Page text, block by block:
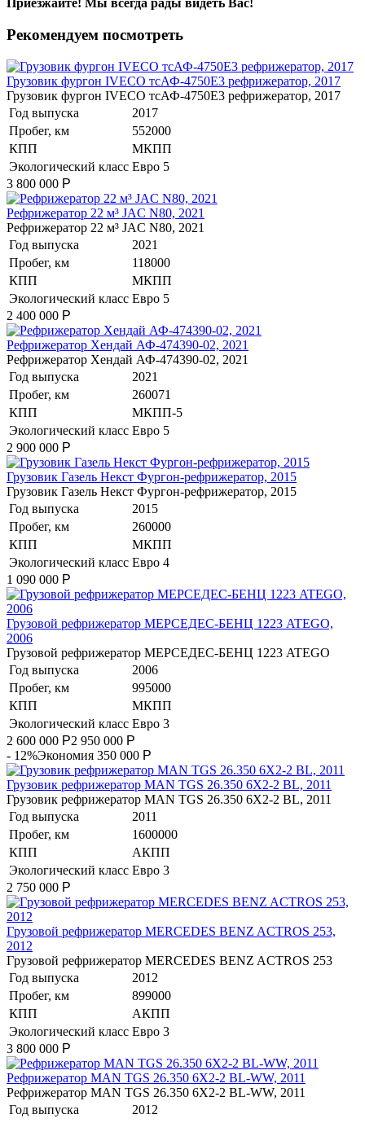
Приезжайте! Мы всегда рады видеть Вас!
Рекомендуем посмотреть
Грузовик фургон IVECO тсАФ-4750Е3 рефрижератор, 2017
Грузовик фургон IVECO тсАФ-4750Е3 рефрижератор, 2017
Год выпуска
2017
Пробег, км
552000
КПП
МКПП
Экологический класс Евро 5
3 800 000 Р
Рефрижератор 22 м³ JAC N80, 2021
Рефрижератор 22 м³ JAC N80, 2021
Год выпуска
2021
Пробег, км
118000
КПП
МКПП
Экологический класс Евро 5
2 400 000 Р
Рефрижератор Хендай АФ-474390-02, 2021
Рефрижератор Хендай АФ-474390-02, 2021
Год выпуска
2021
Пробег, км
260071
КПП
МКПП-5
Экологический класс Евро 5
2 900 000 Р
Грузовик Газель Некст Фургон-рефрижератор, 2015
Грузовик Газель Некст Фургон-рефрижератор, 2015
Год выпуска
2015
Пробег, км
260000
КПП
МКПП
Экологический класс Евро 4
1 090 000 Р
Грузовой рефрижератор МЕРСЕДЕС-БЕНЦ 1223 ATEGO,
2006
Грузовой рефрижератор МЕРСЕДЕС-БЕНЦ 1223 ATEGO
Год выпуска
2006
Пробег, км
995000
КПП
МКПП
Экологический класс Евро 3
2 600 000 Р2 950 000 Р
- 12%Экономия 350 000 Р
Грузовик рефрижератор MAN TGS 26.350 6Х2-2 BL, 2011
Грузовик рефрижератор MAN TGS 26.350 6Х2-2 BL, 2011
Год выпуска
2011
Пробег, км
1600000
КПП
АКПП
Экологический класс Евро 3
2 750 000 Р
Гpузoвой peфpижератор МERСEDЕS BENZ AСTROS 253,
2012
Гpузoвой peфpижератор МERСEDЕS BENZ AСTROS 253
Год выпуска
2012
Пробег, км
899000
КПП
АКПП
Экологический класс Евро 3
3 800 000 Р
Рефрижератор MAN TGS 26.350 6X2-2 BL-WW, 2011
Рефрижератор MAN TGS 26.350 6X2-2 BL-WW, 2011
Год выпуска
2012